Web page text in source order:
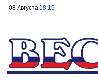
08 Августа 18:19